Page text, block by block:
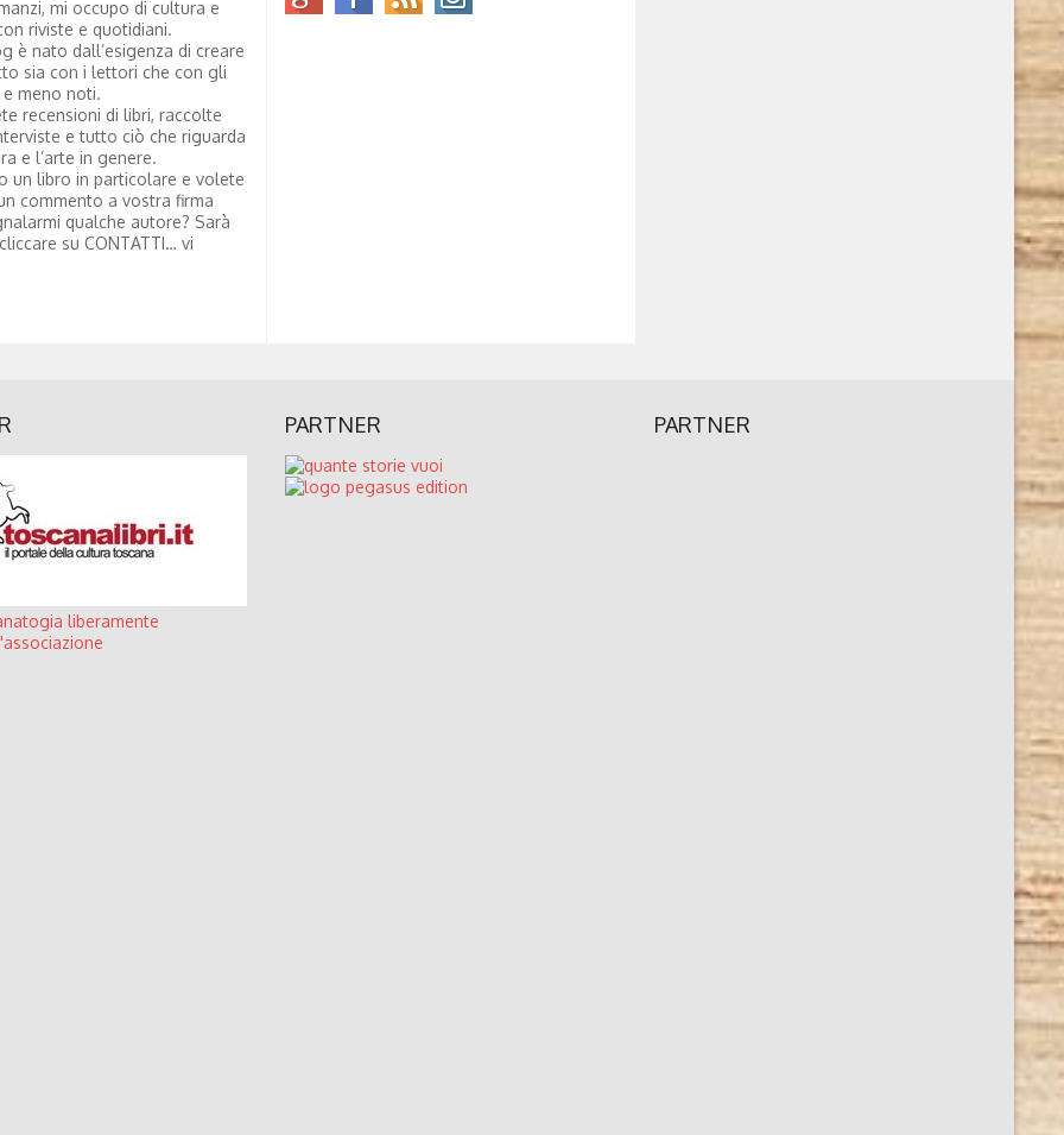
mi occupo di cultura e
riviste e quotidiani.
è nato dall’esigenza di creare
sia con i lettori che con gli
meno noti.
recensioni di libri, raccolte
e tutto ciò che riguarda
e l’arte in genere.
un libro in particolare e volete
commento a vostra firma
qualche autore? Sarà
su CONTATTI… vi
PARTNER PARTNER